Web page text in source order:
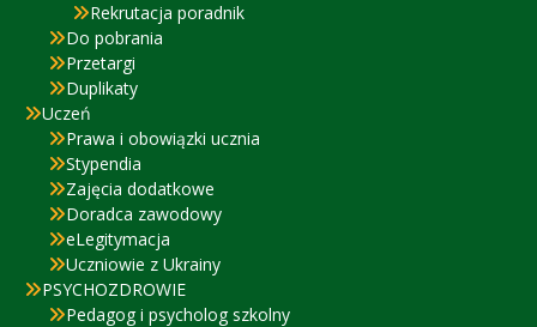
Rekrutacja poradnik
Do pobrania
Przetargi
Duplikaty
Uczeń
Prawa i obowiązki ucznia
Stypendia
Zajęcia dodatkowe
Doradca zawodowy
eLegitymacja
Uczniowie z Ukrainy
PSYCHOZDROWIE
Pedagog i psycholog szkolny